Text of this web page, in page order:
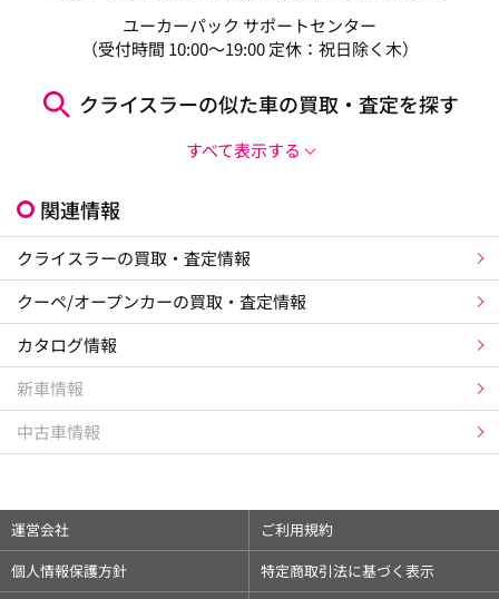
ユーカーパック サポートセンター
（受付時間 10:00～19:00 定休：祝日除く木）
クライスラーの似た車の買取・査定を探す
すべて表示する
関連情報
クライスラーの買取・査定情報
クーペ/オープンカーの買取・査定情報
カタログ情報
新車情報
中古車情報
運営会社
ご利用規約
個人情報保護方針
特定商取引法に基づく表示